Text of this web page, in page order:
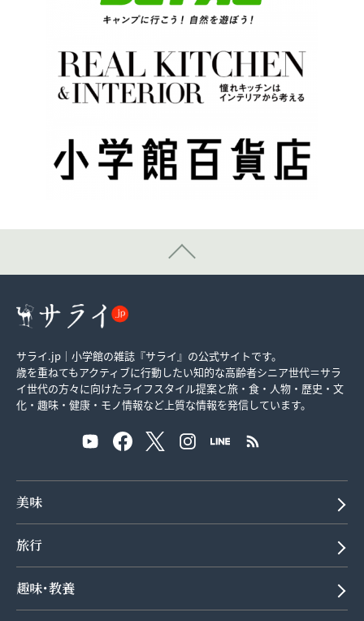
サライ.jp｜小学館の雑誌『サライ』の公式サイトです。
歳を重ねてもアクティブに行動したい知的な高齢者シニア世代＝サラ
イ世代の方々に向けたライフスタイル提案と旅・食・人物・歴史・文
化・趣味・健康・モノ情報など上質な情報を発信しています。
美味
旅行
趣味･教養